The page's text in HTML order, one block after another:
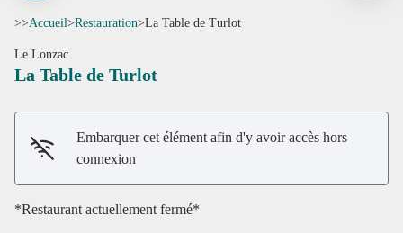
Voir l'image en plein écran
>>Accueil>Restauration>La Table de Turlot
Le Lonzac
La Table de Turlot
Embarquer cet élément afin d'y avoir accès hors
connexion
*Restaurant actuellement fermé*